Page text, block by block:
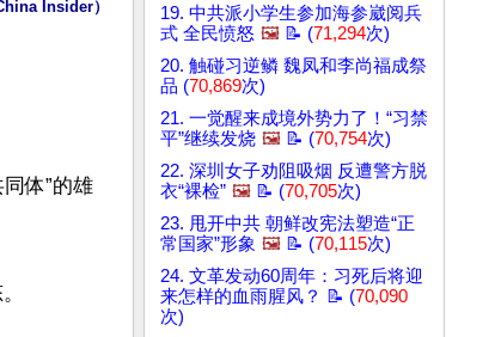
Insider）
体”的雄
19. 中共派小学生参加海参崴阅兵
式 全民愤怒 🖼️ 📝 (71,294次)
20. 触碰习逆鳞 魏凤和李尚福成祭
品 (70,869次)
21. 一觉醒来成境外势力了！“习禁
平”继续发烧 🖼️ 📝 (70,754次)
22. 深圳女子劝阻吸烟 反遭警方脱
衣“裸检” 🖼️ 📝 (70,705次)
23. 甩开中共 朝鲜改宪法塑造“正
常国家”形象 🖼️ 📝 (70,115次)
24. 文革发动60周年：习死后将迎
来怎样的血雨腥风？ 📝 (70,090
次)